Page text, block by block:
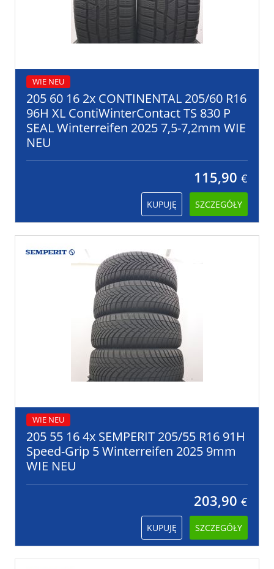
WIE NEU
205 60 16 2x CONTINENTAL 205/60 R16
96H XL ContiWinterContact TS 830 P
SEAL Winterreifen 2025 7,5-7,2mm WIE
NEU
115,90 €
KUPUJĘ SZCZEGÓŁY
WIE NEU
205 55 16 4x SEMPERIT 205/55 R16 91H
Speed-Grip 5 Winterreifen 2025 9mm
WIE NEU
203,90 €
KUPUJĘ SZCZEGÓŁY